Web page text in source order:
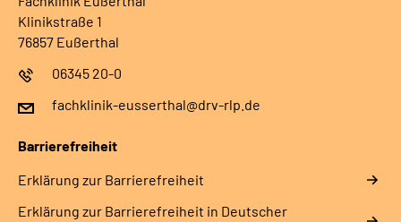
Klinikstraße 1
76857 Eußerthal
06345 20-0
fachklinik-eusserthal@drv-rlp.de
Barrierefreiheit
Erklärung zur Barrierefreiheit
Erklärung zur Barrierefreiheit in Deutscher